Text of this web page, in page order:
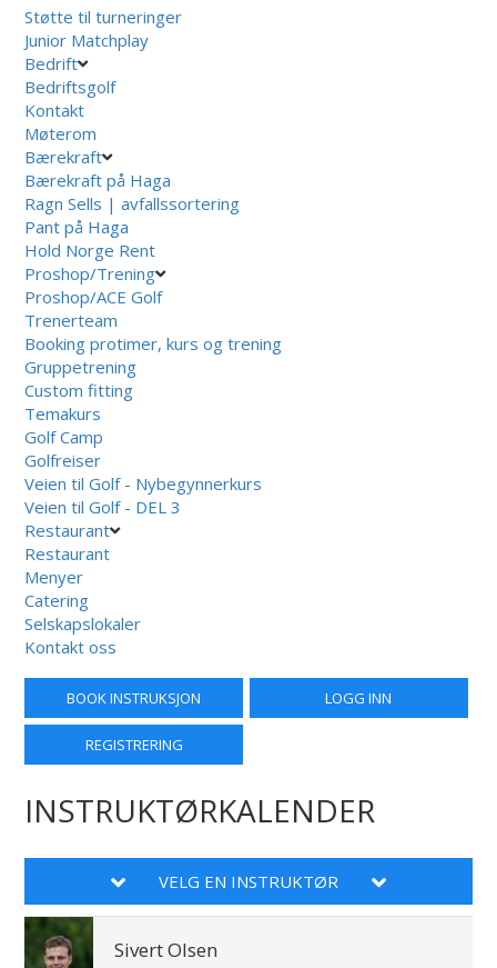
Støtte til turneringer
Junior Matchplay
Bedrift
Bedriftsgolf
Kontakt
Møterom
Bærekraft
Bærekraft på Haga
Ragn Sells | avfallssortering
Pant på Haga
Hold Norge Rent
Proshop/Trening
Proshop/ACE Golf
Trenerteam
Booking protimer, kurs og trening
Gruppetrening
Custom fitting
Temakurs
Golf Camp
Golfreiser
Veien til Golf - Nybegynnerkurs
Veien til Golf - DEL 3
Restaurant
Restaurant
Menyer
Catering
Selskapslokaler
Kontakt oss
BOOK INSTRUKSJON LOGG INN
REGISTRERING
INSTRUKTØRKALENDER
VELG EN INSTRUKTØR
Sivert Olsen